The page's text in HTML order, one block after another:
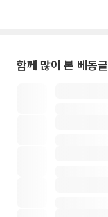
함께 많이 본 베동글